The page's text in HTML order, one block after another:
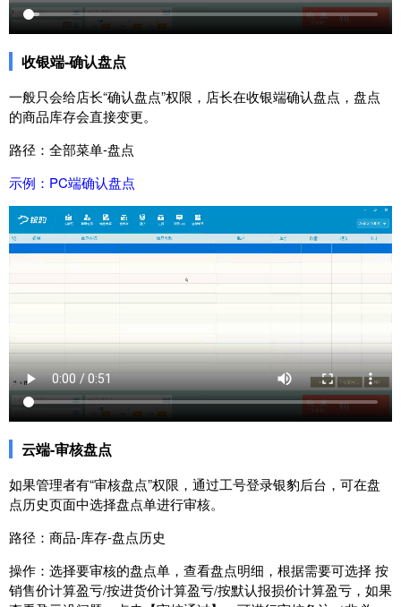
收银端-确认盘点
一般只会给店长“确认盘点”权限，店长在收银端确认盘点，盘点
的商品库存会直接变更。
路径：全部菜单-盘点
示例：PC端确认盘点
云端-审核盘点
如果管理者有“审核盘点”权限，通过工号登录银豹后台，可在盘
点历史页面中选择盘点单进行审核。
路径：商品-库存-盘点历史
操作：选择要审核的盘点单，查看盘点明细，根据需要可选择 按
销售价计算盈亏/按进货价计算盈亏/按默认报损价计算盈亏，如果